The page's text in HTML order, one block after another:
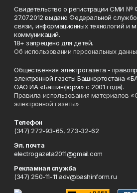
Свидетельство о регистрации СМИ №
27.07.2012 выдано Федеральной
связи, информационных технологий и
коммуникаций.
18+ запрещено для детей.
Об использовании персональных
Общественная электрогазета -
электронной газеты Башкортостана
ОАО ИА «Башинформ» с 2001 года).
Правила использования материалов
электронной газеты»
Телефон
(347) 272-93-65, 273-32-62
Эл. почта
electrogazeta2011@gmail.com
Рекламная служба
(347) 250-11-11 adv@bashinform.ru